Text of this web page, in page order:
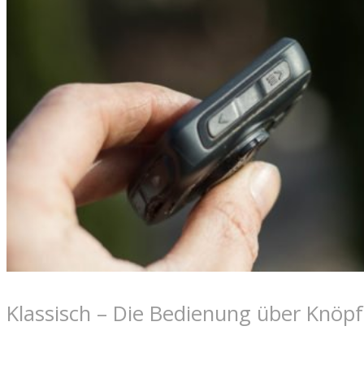
Klassisch – Die Bedienung über